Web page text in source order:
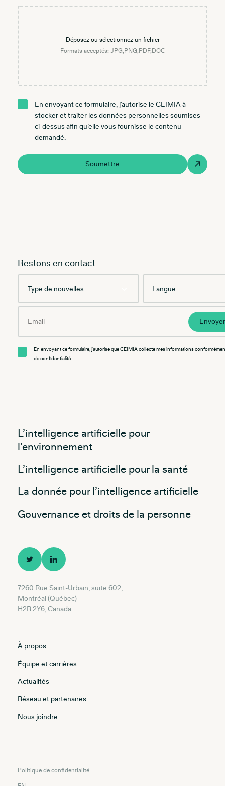
Déposez ou sélectionnez un fichier
Formats acceptés: JPG,PNG,PDF,DOC
En envoyant ce formulaire, j'autorise le CEIMIA à
stocker et traiter les données personnelles soumises
ci-dessus afin qu’elle vous fournisse le contenu
demandé.
Soumettre
Restons en contact
En envoyant ce formulaire, j'autorise que CEIMIA collecte mes informations
de confidentialité
L’intelligence artificielle pour
l’environnement
L’intelligence artificielle pour la santé
La donnée pour l’intelligence artificielle
Gouvernance et droits de la personne
7260 Rue Saint-Urbain, suite 602,
Montréal (Québec)
H2R 2Y6, Canada
À propos
Équipe et carrières
Actualités
Réseau et partenaires
Nous joindre
Politique de confidentialité